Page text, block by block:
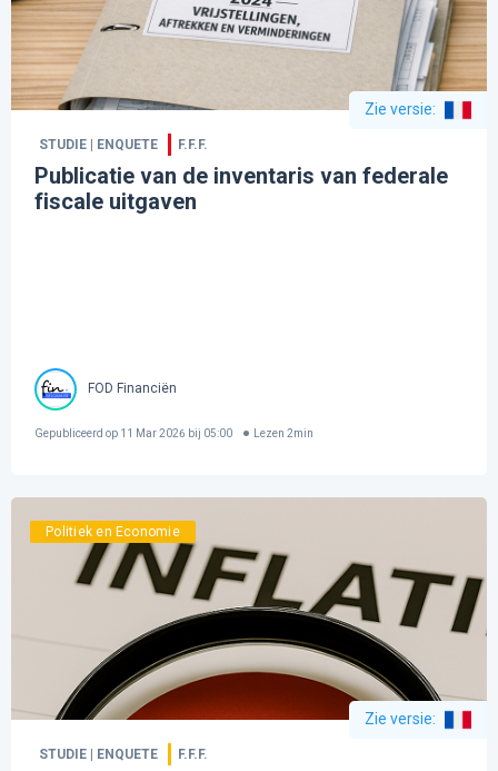
Zie versie:
STUDIE | ENQUETE F.F.F.
Publicatie van de inventaris van federale
fiscale uitgaven
FOD Financiën
Gepubliceerd op 11 Mar 2026 bij 05:00 Lezen 2min
Politiek en Economie
Zie versie:
STUDIE | ENQUETE F.F.F.